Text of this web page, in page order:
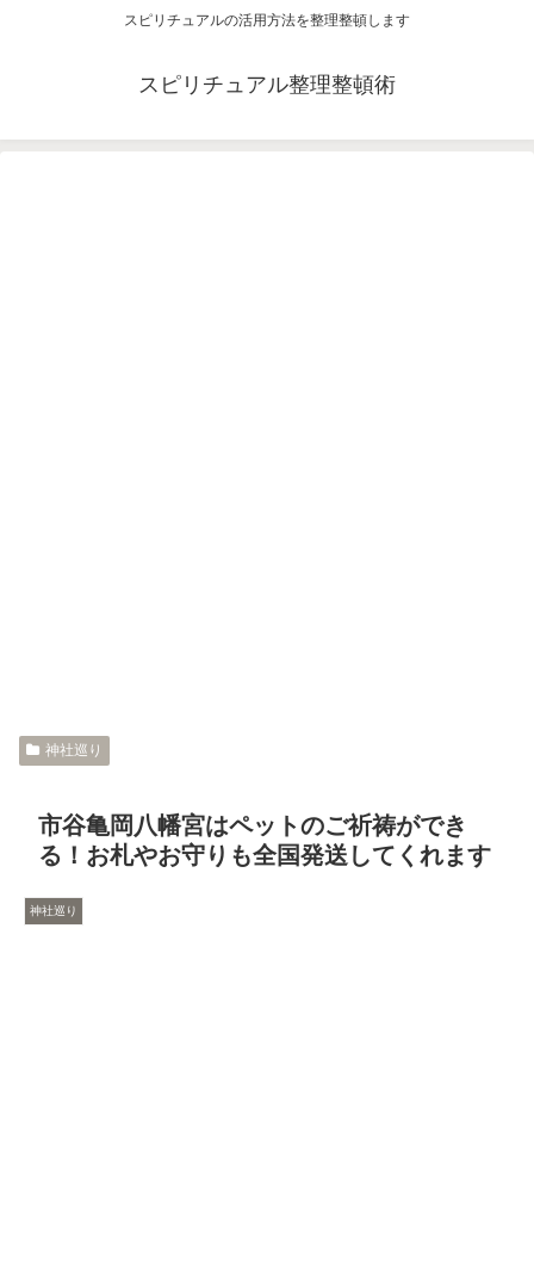
スピリチュアルの活用方法を整理整頓します
スピリチュアル整理整頓術
神社巡り
市谷亀岡八幡宮はペットのご祈祷ができ
る！お札やお守りも全国発送してくれます
神社巡り